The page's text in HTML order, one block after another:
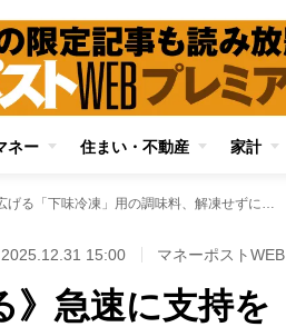
ネー 住まい・不動産 家計
《時短・節約ニーズに応える》急速に支持を広げる「下味冷凍」用の調味料、解凍せずにそのまま焼くだけで主菜が完成 各社の担当者が語る商品開発の“原点”
2025.12.31 15:00 マネーポストWEB
》急速に支持を